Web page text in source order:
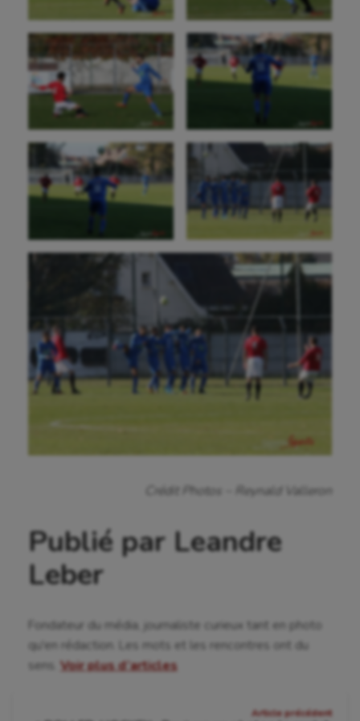
Tir
Tir à l'arc
Triathlon
Ultimate frisbee
UNSS
Voile
Water-polo
Crédit Photos – Reynald Valleron
Publié par Leandre
Leber
Fondateur du média, journaliste curieux tant en photo
qu'en rédaction. Les mots et les rencontres ont du
sens. Voir plus d’articles
Article précédent